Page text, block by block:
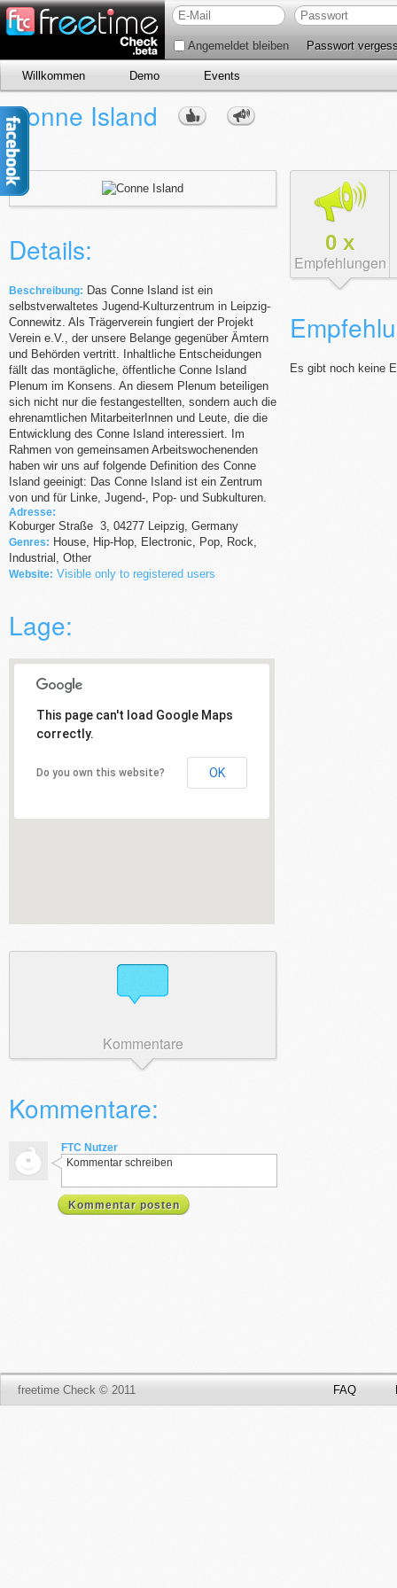
Angemeldet bleiben Passwort
Willkommen Demo Events
Conne Island
Details:
Beschreibung: Das Conne Island ist ein
selbstverwaltetes Jugend-Kulturzentrum in Leipzig-
Connewitz. Als Trägerverein fungiert der Projekt
Verein e.V., der unsere Belange gegenüber Ämtern
und Behörden vertritt. Inhaltliche Entscheidungen
fällt das montägliche, öffentliche Conne Island
Plenum im Konsens. An diesem Plenum beteiligen
sich nicht nur die festangestellten, sondern auch die
ehrenamtlichen MitarbeiterInnen und Leute, die die
Entwicklung des Conne Island interessiert. Im
Rahmen von gemeinsamen Arbeitswochenenden
haben wir uns auf folgende Definition des Conne
Island geeinigt: Das Conne Island ist ein Zentrum
von und für Linke, Jugend-, Pop- und Subkulturen.
Adresse:
Koburger Straße 3 04277 Leipzig, Germany
Genres: House, Hip-Hop, Electronic, Pop, Rock,
Industrial, Other
Website: Visible only to registered users
Lage:
This page can't load Google Maps
correctly.
Do you own this website? OK
Kommentare
Kommentare:
FTC Nutzer
Kommentar schreiben
Kommentar posten
0 x
Empfehlungen
Es gibt noch keine
freetime Check © 2011 FAQ